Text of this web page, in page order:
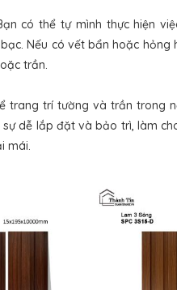
có thể tự mình thực hiện
Nếu có vết bẩn hoặc
trần.
trí tường và trần trong
dễ lắp đặt và bảo trì, làm
mái.